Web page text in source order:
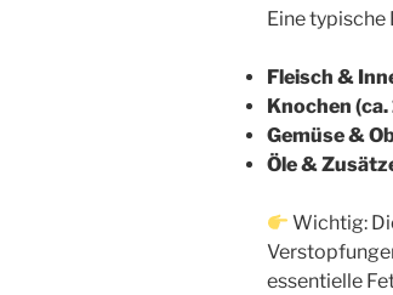
Eine
Fleisch &
Knochen (ca.
Gemüse &
Öle &
Wichtig:
essentielle